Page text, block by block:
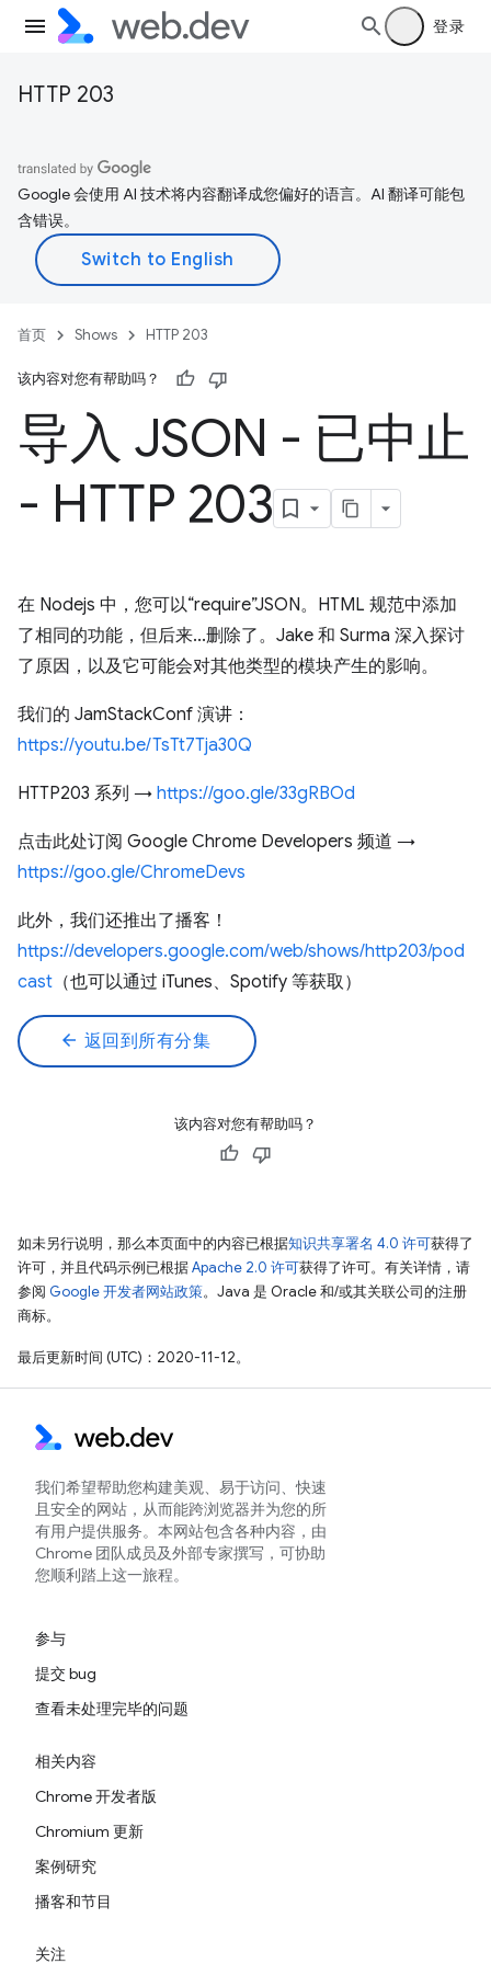
登录
HTTP 203
Google 会使用 AI 技术将内容翻译成您偏好的语言。AI 翻译可能包
含错误。
首页 Shows HTTP 203
该内容对您有帮助吗？
导入 JSON - 已中止
- HTTP 203
在 Nodejs 中，您可以“require”JSON。HTML 规范中添加
了相同的功能，但后来...删除了。Jake 和 Surma 深入探讨
了原因，以及它可能会对其他类型的模块产生的影响。
我们的 JamStackConf 演讲：
https://youtu.be/TsTt7Tja30Q
HTTP203 系列 → https://goo.gle/33gRBOd
点击此处订阅 Google Chrome Developers 频道 →
https://goo.gle/ChromeDevs
此外，我们还推出了播客！
https://developers.google.com/web/shows/http203/pod
cast （也可以通过 iTunes、Spotify 等获取）
arrow_back 返回到所有分集
该内容对您有帮助吗？
如未另行说明，那么本页面中的内容已根据知识共享署名 4.0 许可获得了
许可，并且代码示例已根据Apache 2.0 许可获得了许可。有关详情，请
参阅 Google 开发者网站政策。Java 是 Oracle 和/或其关联公司的注册
商标。
最后更新时间 (UTC)：2020-11-12。
我们希望帮助您构建美观、易于访问、快速
且安全的网站，从而能跨浏览器并为您的所
有用户提供服务。本网站包含各种内容，由
Chrome 团队成员及外部专家撰写，可协助
您顺利踏上这一旅程。
参与
提交 bug
查看未处理完毕的问题
相关内容
Chrome 开发者版
Chromium 更新
案例研究
播客和节目
关注